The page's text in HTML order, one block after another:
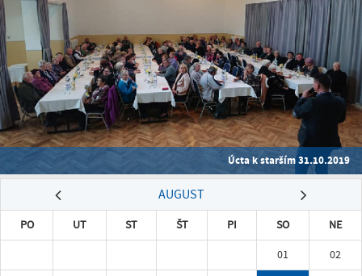
Úcta k starším 31.10.2019
AUGUST
PO UT ST ŠT PI SO
NE
01
02